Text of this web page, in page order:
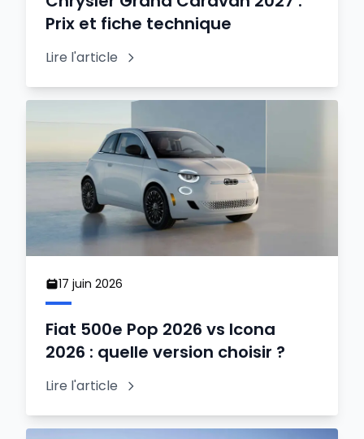
Prix et fiche technique
Lire l'article
17 juin 2026
Fiat 500e Pop 2026 vs Icona
2026 : quelle version choisir ?
Lire l'article